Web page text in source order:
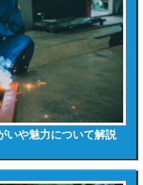
いや魅力について解説